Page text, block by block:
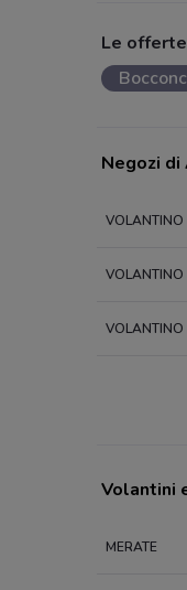
Le
Negozi di
VOLANTINO
VOLANTINO
VOLANTINO
Volantini
MERATE